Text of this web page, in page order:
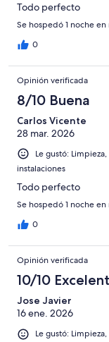
Todo perfecto
Se hospedó 1 noche
0
Opinión verificada
8/10 Buena
Carlos Vicente
28 mar. 2026
Le gustó:
instalaciones
Todo perfecto
Se hospedó 1 noche
0
Opinión verificada
10/10
Jose Javier
16 ene. 2026
Le gustó: